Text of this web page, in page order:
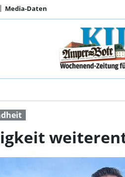
Media-Daten
Die